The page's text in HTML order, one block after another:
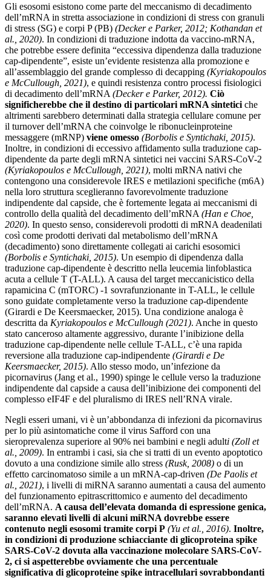
Gli esosomi esistono come parte del meccanismo di decadimento
dell’mRNA in stretta associazione in condizioni di stress con granuli
di stress (SG) e corpi P (PB) (Decker e Parker, 2012; Kothandan et
al., 2020). In condizioni di traduzione indotta da vaccino-mRNA,
che potrebbe essere definita “eccessiva dipendenza dalla traduzione
cap-dipendente”, esiste un’evidente resistenza alla promozione e
all’assemblaggio del grande complesso di decapping (Kyriakopoulos
e McCullough, 2021), e quindi resistenza contro processi fisiologici
di decadimento dell’mRNA (Decker e Parker, 2012). Ciò
significherebbe che il destino di particolari mRNA sintetici che
altrimenti sarebbero determinati dalla strategia cellulare comune per
il turnover dell’mRNA che coinvolge le ribonucleinproteine ​​
messaggere (mRNP) viene omesso (Borbolis e Syntichaki, 2015).
Inoltre, in condizioni di eccessivo affidamento sulla traduzione cap-
dipendente da parte degli mRNA sintetici nei vaccini SARS-CoV-2
(Kyriakopoulos e McCullough, 2021), molti mRNA nativi che
contengono una considerevole IRES e metilazioni specifiche (m6A)
nella loro struttura sceglieranno favorevolmente traduzione
indipendente dal capside, che è fortemente legata ai meccanismi di
controllo della qualità del decadimento dell’mRNA (Han e Choe,
2020). In questo senso, considerevoli prodotti di mRNA deadenilati
così come prodotti derivati ​​dal metabolismo dell’mRNA
(decadimento) sono direttamente collegati ai carichi esosomici
(Borbolis e Syntichaki, 2015). Un esempio di dipendenza dalla
traduzione cap-dipendente è descritto nella leucemia linfoblastica
acuta a cellule T (T-ALL). A causa del target meccanicistico della
rapamicina C (mTORC) -1 sovrafunzionante in T-ALL, le cellule
sono guidate completamente verso la traduzione cap-dipendente
(Girardi e De Keersmaecker, 2015). Una condizione analoga è
descritta da Kyriakopoulos e McCullough (2021). Anche in questo
stato canceroso altamente aggressivo, durante l’inibizione della
traduzione cap-dipendente nelle cellule T-ALL, c’è una rapida
reversione alla traduzione cap-indipendente (Girardi e De
Keersmaecker, 2015). Allo stesso modo, un’infezione da
picornavirus (Jang et al., 1990) spinge le cellule verso la traduzione
indipendente dal capside a causa dell’inibizione dei componenti del
complesso eIF4F e del pluralismo di IRES nell’RNA virale.
Negli esseri umani, vi è un’abbondanza di infezioni da picornavirus
per lo più asintomatiche come il virus Safford con una
sieroprevalenza superiore al 90% nei bambini e negli adulti (Zoll et
al., 2009). In entrambi i casi, sia che si tratti di un evento apoptotico
dovuto a una condizione simile allo stress (Rusk, 2008) o di un
effetto carcinomatoso simile a un mRNA-cap-driven (De Paolis et
al., 2021), i livelli di miRNA saranno aumentati a causa del aumento
del funzionamento epitrascrittomico e aumento del decadimento
dell’mRNA. A causa dell’elevata domanda di espressione genica,
saranno elevati livelli di alcuni miRNA dovrebbe essere
contenuto negli esosomi tramite corpi P (Yu et al., 2016). Inoltre,
in condizioni di produzione schiacciante di glicoproteina spike
SARS-CoV-2 dovuta alla vaccinazione molecolare SARS-CoV-
2, ci si aspetterebbe ovviamente che una percentuale
significativa di glicoproteine ​​spike intracellulari sovrabbondanti